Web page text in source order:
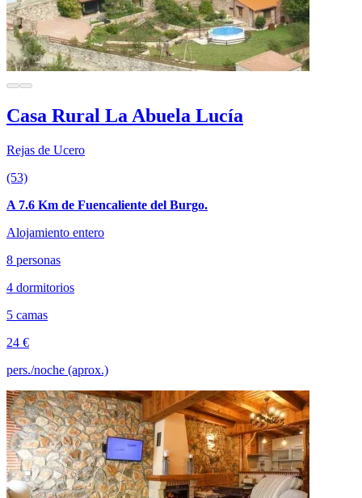
Casa Rural La Abuela Lucía
Rejas de Ucero
(53)
A 7.6 Km de Fuencaliente del Burgo.
Alojamiento entero
8 personas
4 dormitorios
5 camas
24 €
pers./noche (aprox.)